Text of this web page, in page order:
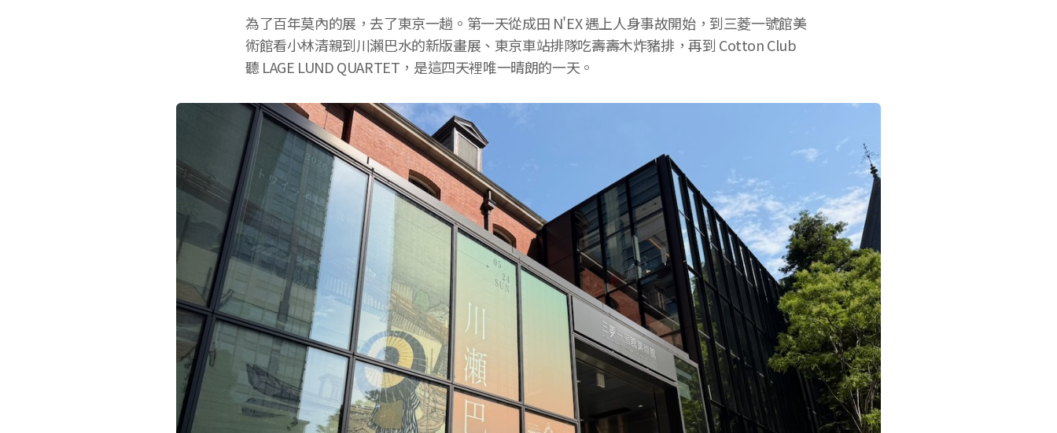
為了百年莫內的展，去了東京一趟。第一天從成田 N'EX 遇上人身事故開始，到三菱一號館美
術館看小林清親到川瀨巴水的新版畫展、東京車站排隊吃壽壽木炸豬排，再到 Cotton Club
聽 LAGE LUND QUARTET，是這四天裡唯一晴朗的一天。